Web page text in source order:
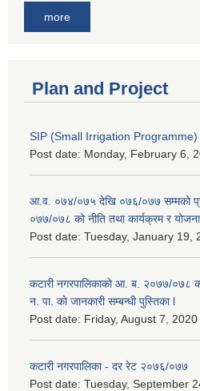
more
Plan and Project
SIP (Small Irrigation Programme)
Post date: Monday, February 6,
आ.व. ०७४/०७५ देखि ०७६/०७७ सम्मको
०७७/०७८ को नीति तथा कार्यक्रम र
Post date: Tuesday, January 19,
कटारी नगरपालिकाको आ. ब. २०७७/०७८
न. पा. को जानकारी सम्बन्धी पुस्तिका l
Post date: Friday, August 7,
कटारी नगरपालिका - दर रेट २०७६/०७७
Post date: Tuesday, September